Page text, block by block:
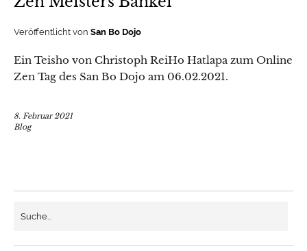
Veröffentlicht von San Bo Dojo
Ein Teisho von Christoph ReiHo Hatlapa zum Online
Zen Tag des San Bo Dojo am 06.02.2021.
8. Februar 2021
Blog